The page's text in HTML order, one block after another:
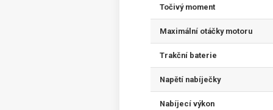
Točivý moment
Maximální otáčky motoru
Trakční baterie
Napětí nabíječky
Nabíjecí výkon